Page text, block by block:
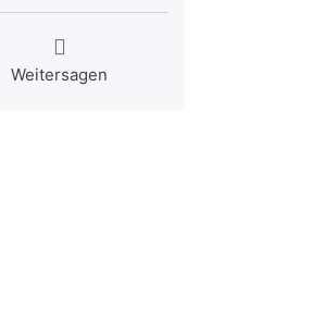
Weitersagen